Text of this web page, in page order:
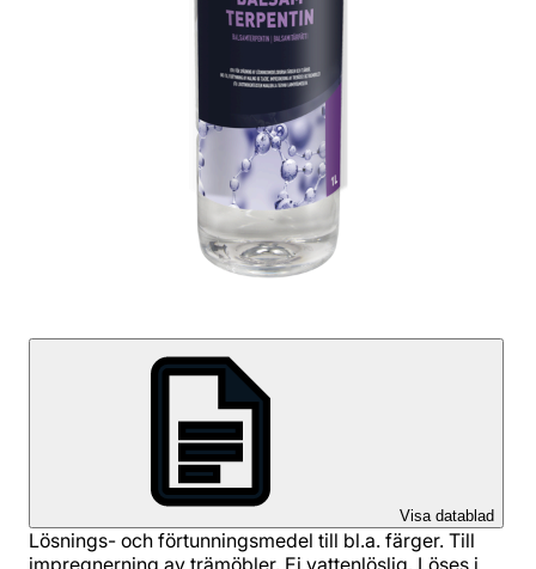
Visa datablad
Lösnings- och förtunningsmedel till bl.a. färger. Till
impregnerning av trämöbler. Ej vattenlöslig. Löses i